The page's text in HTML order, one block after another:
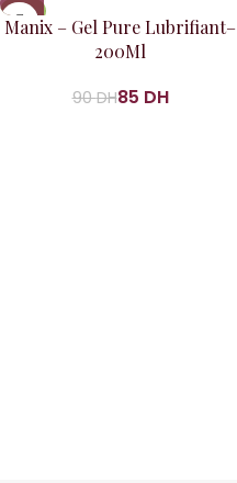
-6%
Manix – Gel Pure Lubrifiant–
200Ml
90DH85 DH